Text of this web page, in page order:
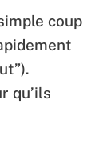
coup
qu’ils